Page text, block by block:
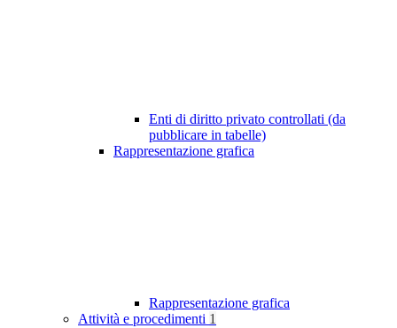
Enti di diritto privato controllati (da
pubblicare in tabelle)
Rappresentazione grafica
Rappresentazione grafica
Attività e procedimenti 1